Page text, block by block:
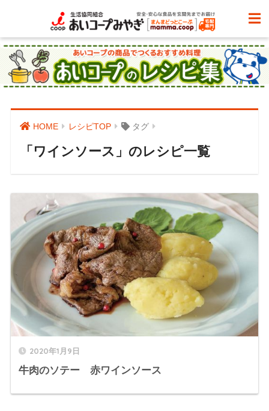
HOME レシピTOP タグ
「ワインソース」のレシピ一覧
2020年1月9日
牛肉のソテー 赤ワインソース